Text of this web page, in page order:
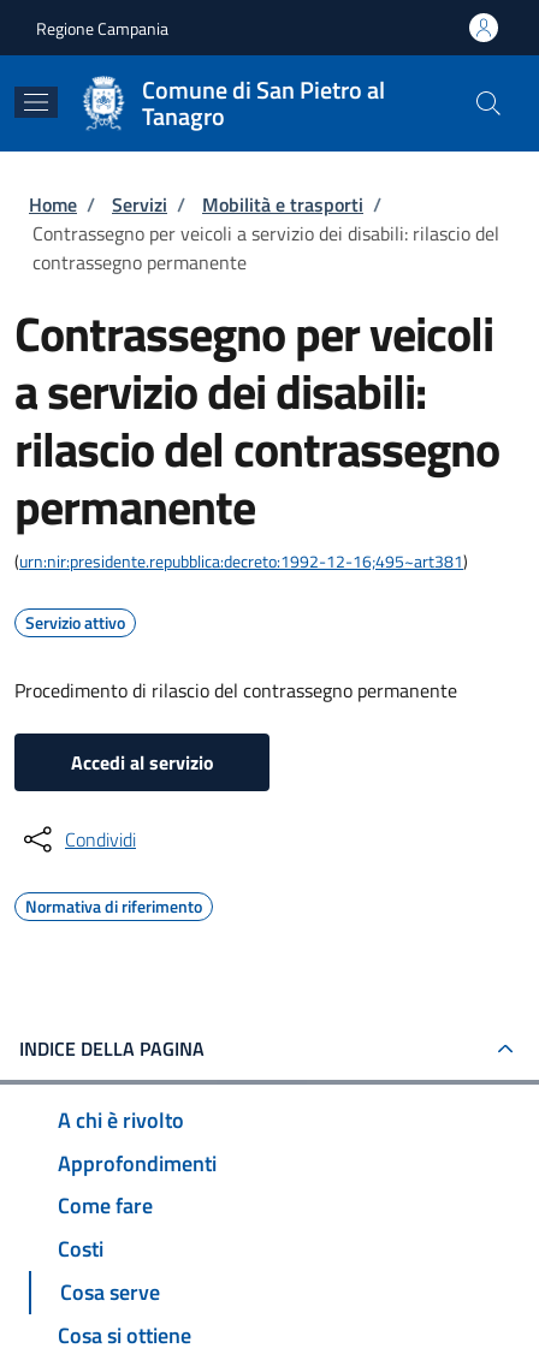
Regione Campania
Comune di San Pietro al
Tanagro
Briciole di pane
Home / Servizi / Mobilità e trasporti /
Contrassegno per veicoli a servizio dei disabili: rilascio del
contrassegno permanente
Contrassegno per veicoli
a servizio dei disabili:
rilascio del contrassegno
permanente
(urn:nir:presidente.repubblica:decreto:1992-12-16;495~art381)
Servizio attivo
Procedimento di rilascio del contrassegno permanente
Accedi al servizio
Condividi
Normativa di riferimento
INDICE DELLA PAGINA
A chi è rivolto
Approfondimenti
Come fare
Costi
Cosa serve
Cosa si ottiene